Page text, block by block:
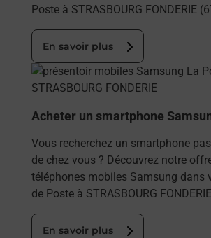
Poste à STRASBOURG FONDERIE
En savoir plus
En savoir plus
Acheter un smartphone
Vous recherchez un smartphone
de chez vous ? Découvrez notre
téléphones mobiles Samsung dans
de Poste à STRASBOURG
En savoir plus